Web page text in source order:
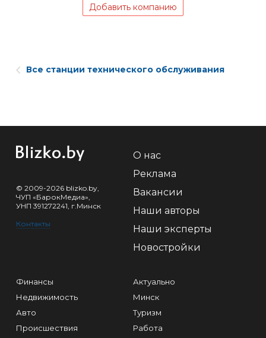
Добавить компанию
Все станции технического обслуживания
© 2009-2026 blizko.by,
ЧУП «БарокМедиа»,
УНП 391272241, г.Минск
Контакты
О нас
Реклама
Вакансии
Наши авторы
Наши эксперты
Новостройки
Финансы
Недвижимость
Авто
Происшествия
Актуально
Минск
Туризм
Работа